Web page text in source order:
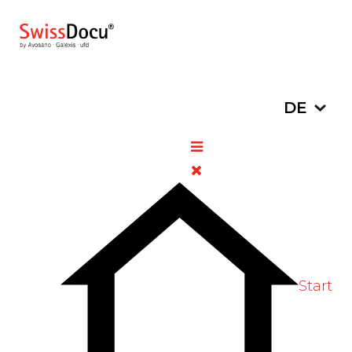
DE
Start
Filspari® (Sparsentan):
Primäre Immunglobulin-A-
Pharmazie
Bitte bewerten